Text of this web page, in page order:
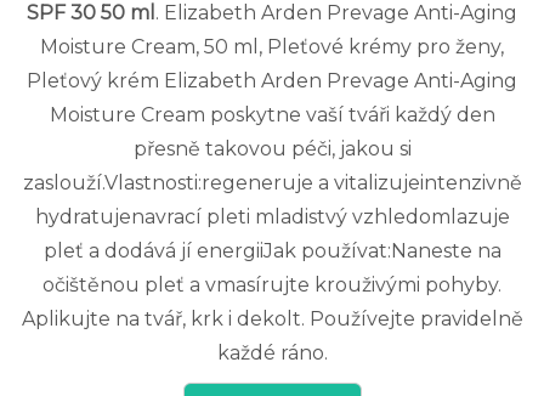
SPF 30 50 ml . Elizabeth Arden Prevage Anti-Aging
Moisture Cream, 50 ml, Pleťové krémy pro ženy,
Pleťový krém Elizabeth Arden Prevage Anti-Aging
Moisture Cream poskytne vaší tváři každý den
přesně takovou péči, jakou si
zaslouží.Vlastnosti:regeneruje a vitalizujeintenzivně
hydratujenavrací pleti mladistvý vzhledomlazuje
pleť a dodává jí energiiJak používat:Naneste na
očištěnou pleť a vmasírujte krouživými pohyby.
Aplikujte na tvář, krk i dekolt. Používejte pravidelně
každé ráno.